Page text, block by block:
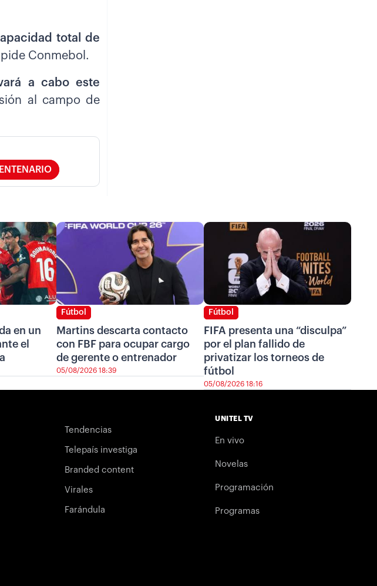
total de
Conmebol.
a cabo este
al campo de
en un
el
Fútbol
Martins descarta contacto
con FBF para ocupar cargo
de gerente o entrenador
05/08/2026 18:39
Fútbol
FIFA presenta una “disculpa”
por el plan fallido de
privatizar los torneos de
fútbol
05/08/2026 18:16
Tendencias
Telepaís investiga
Branded content
Virales
Farándula
UNITEL TV
En vivo
Novelas
Programación
Programas